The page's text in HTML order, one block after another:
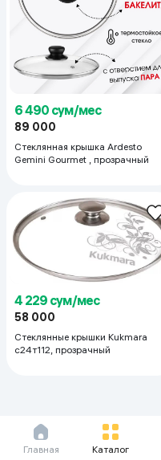
6 490 сум/мес
89 000
Стеклянная крышка Ardesto
Gemini Gourmet , прозрачный
4 229 сум/мес
58 000
Стеклянные крышки Kukmara
с24т112, прозрачный
Главная Каталог